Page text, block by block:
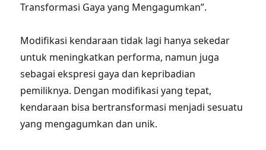
Transformasi Gaya yang Mengagumkan”.
Modifikasi kendaraan tidak lagi hanya sekedar
untuk meningkatkan performa, namun juga
sebagai ekspresi gaya dan kepribadian
pemiliknya. Dengan modifikasi yang tepat,
kendaraan bisa bertransformasi menjadi sesuatu
yang mengagumkan dan unik.